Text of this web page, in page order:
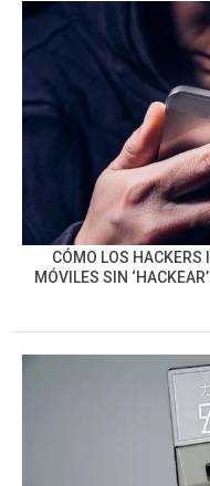
CÓMO LOS HACKERS
MÓVILES SIN